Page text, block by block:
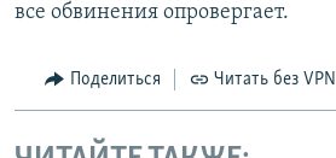
все обвинения опровергает.
Поделиться Читать без VPN